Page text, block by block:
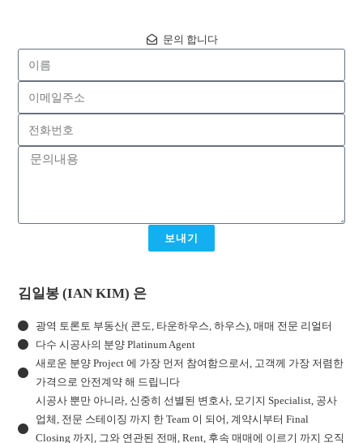
문의 합니다
보내기
김일봉 (IAN KIM) 은
광역 토론토 부동산( 콘도, 타운하우스, 하우스), 매매 전문 리얼터
다수 시공사의 분양 Platinum Agent
새로운 분양 Project 에 가장 먼저 참여함으로서, 고객께 가장 저렴한
가격으로 안전계약 해 드립니다
시공사 뿐만 아니라, 신중히 선별된 변호사, 모기지 Specialist, 공사
업체, 전문 스테이징 까지 한 Team 이 되어, 계약시부터 Final
Closing 까지, 그와 연관된 전매, Rent, 후속 매매에 이르기 까지 오직